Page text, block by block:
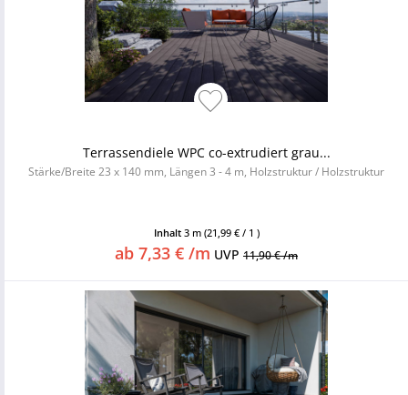
Terrassendiele WPC co-extrudiert grau...
Stärke/Breite 23 x 140 mm, Längen 3 - 4 m, Holzstruktur / Holzstruktur
Inhalt 3 m (21,99 € / 1 )
ab 7,33 € /m UVP 11,90 € /m